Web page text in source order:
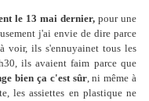
le 13 mai dernier, pour une
j'ai envie de dire parce
voir, ils s'ennuyainet tous les
ils avaient faim parce que
bien ça c'est sûr, ni même à
les assiettes en plastique ne